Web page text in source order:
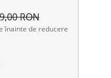
RON
înainte de reducere